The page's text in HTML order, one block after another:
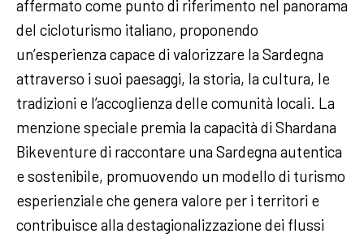
affermato come punto di riferimento nel panorama
del cicloturismo italiano, proponendo
un’esperienza capace di valorizzare la Sardegna
attraverso i suoi paesaggi, la storia, la cultura, le
tradizioni e l’accoglienza delle comunità locali. La
menzione speciale premia la capacità di Shardana
Bikeventure di raccontare una Sardegna autentica
e sostenibile, promuovendo un modello di turismo
esperienziale che genera valore per i territori e
contribuisce alla destagionalizzazione dei flussi